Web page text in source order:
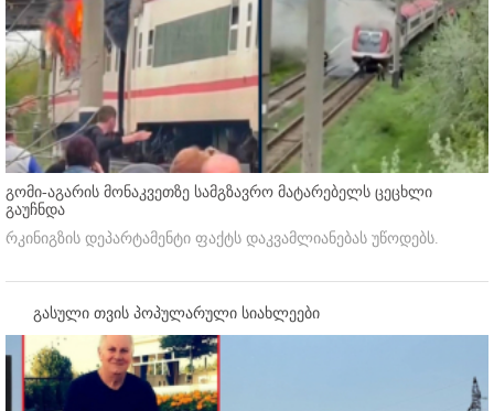
გომი-აგარის მონაკვეთზე სამგზავრო მატარებელს ცეცხლი
გაუჩნდა
რკინიგზის დეპარტამენტი ფაქტს დაკვამლიანებას უწოდებს.
გასული თვის პოპულარული სიახლეები